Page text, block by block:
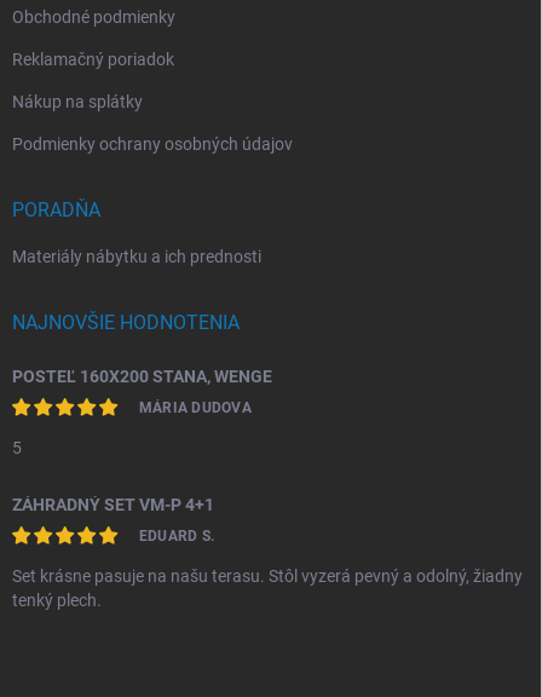
Obchodné podmienky
Reklamačný poriadok
Nákup na splátky
Podmienky ochrany osobných údajov
PORADŇA
Materiály nábytku a ich prednosti
NAJNOVŠIE HODNOTENIA
POSTEĽ 160X200 STANA, WENGE
MÁRIA DUDOVA
5
ZÁHRADNÝ SET VM-P 4+1
EDUARD S.
Set krásne pasuje na našu terasu. Stôl vyzerá pevný a odolný, žiadny
tenký plech.